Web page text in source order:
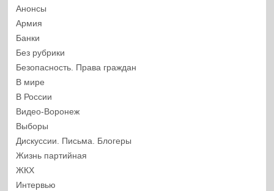
Анонсы
Армия
Банки
Без рубрики
Безопасность. Права граждан
В мире
В России
Видео-Воронеж
Выборы
Дискуссии. Письма. Блогеры
Жизнь партийная
ЖКХ
Интервью